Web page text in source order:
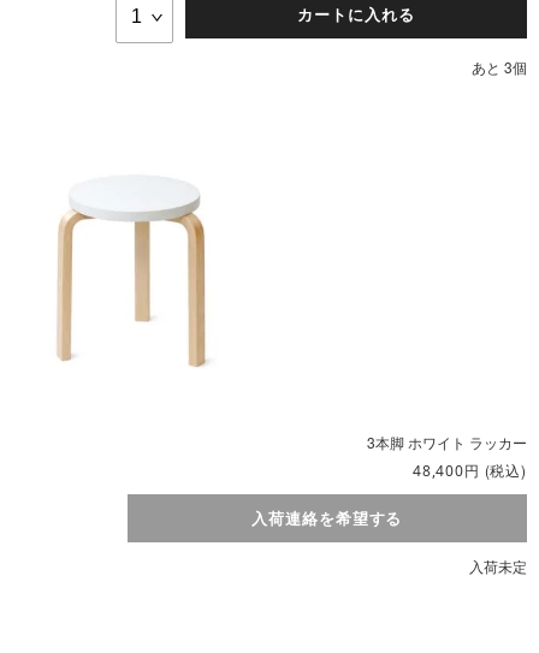
カートに入れる
あと 3個
3本脚 ホワイト ラッカー
48,400円 (税込)
入荷連絡を希望する
入荷未定